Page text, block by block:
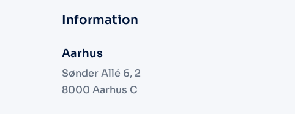
Information
Aarhus
Sønder Allé 6, 2
8000 Aarhus C